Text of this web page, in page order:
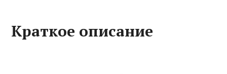
Краткое описание